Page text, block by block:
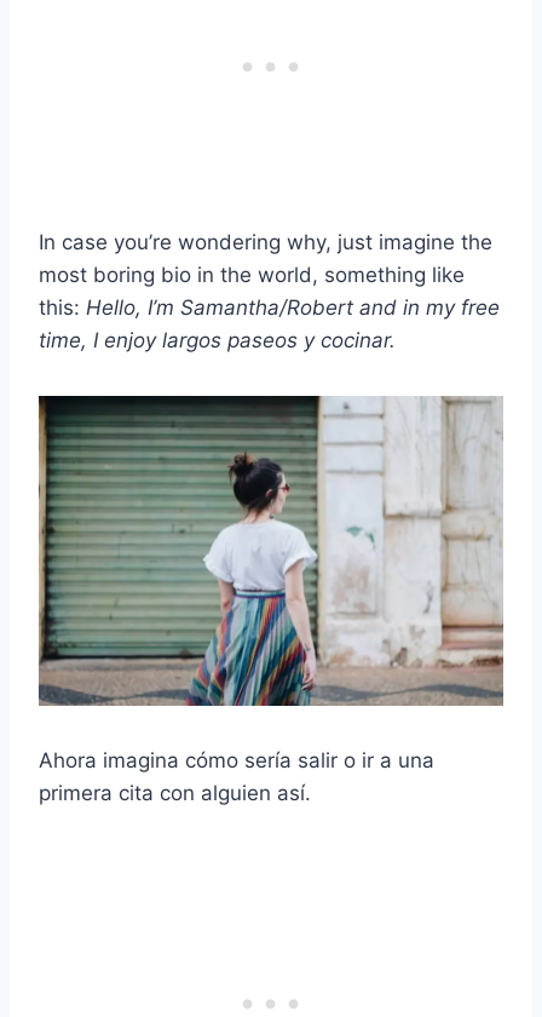
In case you’re wondering why, just imagine the
most boring bio in the world, something like
this: Hello, I’m Samantha/Robert and in my free
time, I enjoy largos paseos y cocinar.
Ahora imagina cómo sería salir o ir a una
primera cita con alguien así.